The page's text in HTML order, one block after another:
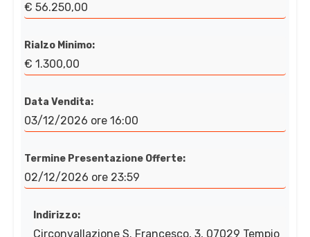
€ 56.250,00
Rialzo Minimo:
€ 1.300,00
Data Vendita:
03/12/2026 ore 16:00
Termine Presentazione Offerte:
02/12/2026 ore 23:59
Indirizzo:
Circonvallazione S. Francesco, 3, 07029 Tempio